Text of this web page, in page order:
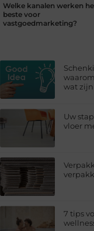
Welke kanalen werken
beste voor
vastgoedmarketing?
wat
Uw
vloer
7 tips